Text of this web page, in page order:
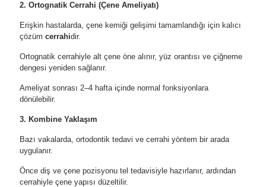
2. Ortognatik Cerrahi (Çene Ameliyatı)
Erişkin hastalarda, çene kemiği gelişimi tamamlandığı için kalıcı
çözüm cerrahidir.
Ortognatik cerrahiyle alt çene öne alınır, yüz orantısı ve çiğneme
dengesi yeniden sağlanır.
Ameliyat sonrası 2–4 hafta içinde normal fonksiyonlara
dönülebilir.
3. Kombine Yaklaşım
Bazı vakalarda, ortodontik tedavi ve cerrahi yöntem bir arada
uygulanır.
Önce diş ve çene pozisyonu tel tedavisiyle hazırlanır, ardından
cerrahiyle çene yapısı düzeltilir.